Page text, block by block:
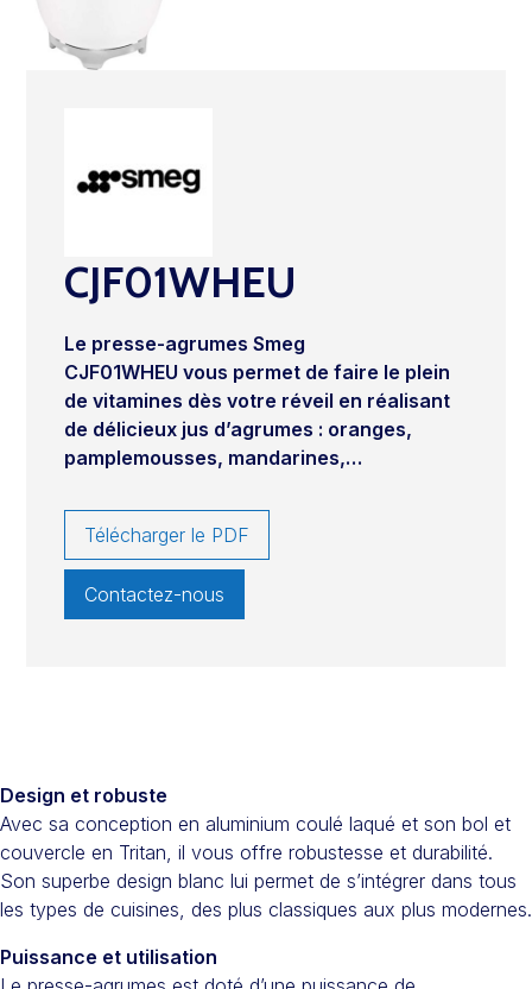
CJF01WHEU
Le presse-agrumes Smeg
CJF01WHEU vous permet de faire le plein
de vitamines dès votre réveil en réalisant
de délicieux jus d’agrumes : oranges,
pamplemousses, mandarines,…
Télécharger le PDF
Contactez-nous
Design et robuste
Avec sa conception en aluminium coulé laqué et son bol et
couvercle en Tritan, il vous offre robustesse et durabilité.
Son superbe design blanc lui permet de s’intégrer dans tous
les types de cuisines, des plus classiques aux plus modernes.
Puissance et utilisation